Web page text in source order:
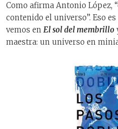
Como afirma Antonio López,
contenido el universo”. Eso
vemos en El sol del membrillo
maestra: un universo en